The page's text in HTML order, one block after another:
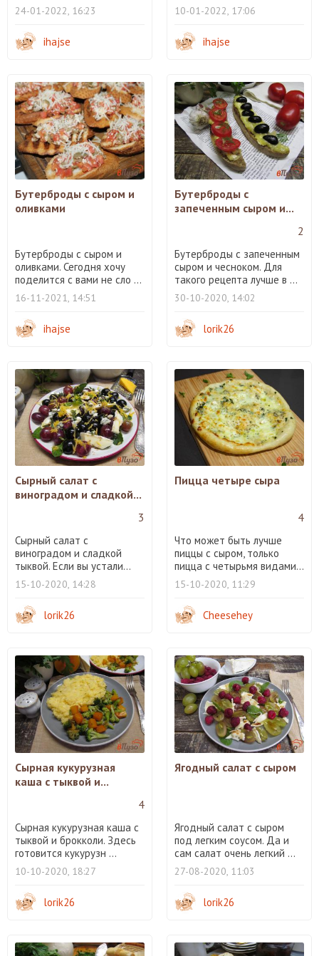
24-01-2022, 16:23
ihajse
10-01-2022, 17:06
ihajse
Бутерброды с сыром и
оливками
Бутерброды с сыром и
оливками. Сегодня хочу
поделится с вами не сло ...
16-11-2021, 14:51
ihajse
Бутерброды с
запеченным сыром и...
2
Бутерброды с запеченным
сыром и чесноком. Для
такого рецепта лучше в ...
30-10-2020, 14:02
lorik26
Сырный салат с
виноградом и сладкой...
3
Сырный салат с
виноградом и сладкой
тыквой. Если вы устали...
15-10-2020, 14:28
lorik26
Пицца четыре сыра
4
Что может быть лучше
пиццы с сыром, только
пицца с четырьмя видами...
15-10-2020, 11:29
Cheesehey
Сырная кукурузная
каша с тыквой и...
4
Сырная кукурузная каша с
тыквой и брокколи. Здесь
готовится кукурузн ...
10-10-2020, 18:27
lorik26
Ягодный салат с сыром
Ягодный салат с сыром
под легким соусом. Да и
сам салат очень легкий ...
27-08-2020, 11:03
lorik26